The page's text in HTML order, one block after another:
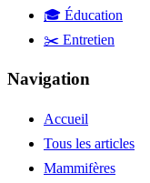
🎓 Éducation
✂️ Entretien
Navigation
Accueil
Tous les articles
Mammifères